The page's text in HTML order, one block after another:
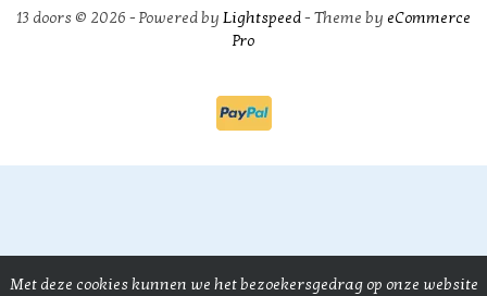
13 doors © 2026 - Powered by Lightspeed- Theme by eCommerce
Pro
Met deze cookies kunnen we het bezoekersgedrag op onze website